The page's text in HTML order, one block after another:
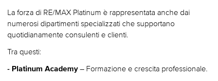
La forza di RE/MAX Platinum è rappresentata anche dai
numerosi dipartimenti specializzati che supportano
quotidianamente consulenti e clienti.
Tra questi:
- Platinum Academy– Formazione e crescita professionale.